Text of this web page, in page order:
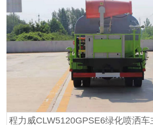
程力威CLW5120GPSE6绿化喷洒车